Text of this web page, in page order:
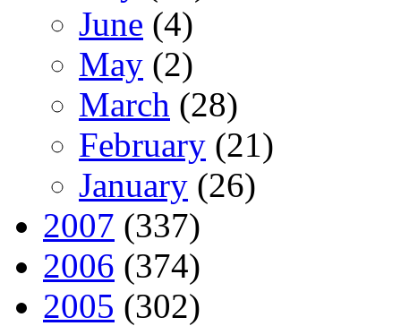
June (4)
May (2)
March (28)
February (21)
January (26)
2007 (337)
2006 (374)
2005 (302)